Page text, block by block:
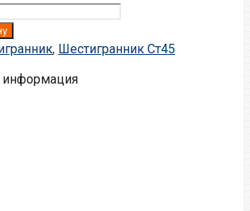
, Шестигранник Ст45
информация